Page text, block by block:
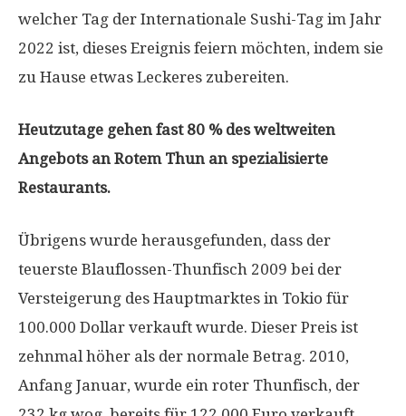
welcher Tag der Internationale Sushi-Tag im Jahr
2022 ist, dieses Ereignis feiern möchten, indem sie
zu Hause etwas Leckeres zubereiten.
Heutzutage gehen fast 80 % des weltweiten
Angebots an Rotem Thun an spezialisierte
Restaurants.
Übrigens wurde herausgefunden, dass der
teuerste Blauflossen-Thunfisch 2009 bei der
Versteigerung des Hauptmarktes in Tokio für
100.000 Dollar verkauft wurde. Dieser Preis ist
zehnmal höher als der normale Betrag. 2010,
Anfang Januar, wurde ein roter Thunfisch, der